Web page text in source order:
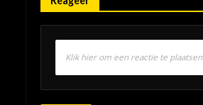
Klik hier om een reactie te plaatsen